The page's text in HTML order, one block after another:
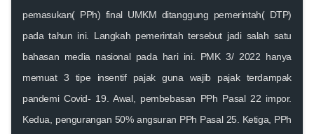
pemasukan( PPh) final UMKM ditanggung pemerintah( DTP)
pada tahun ini. Langkah pemerintah tersebut jadi salah satu
bahasan media nasional pada hari ini. PMK 3/ 2022 hanya
memuat 3 tipe insentif pajak guna wajib pajak terdampak
pandemi Covid- 19. Awal, pembebasan PPh Pasal 22 impor.
Kedua, pengurangan 50% angsuran PPh Pasal 25. Ketiga, PPh